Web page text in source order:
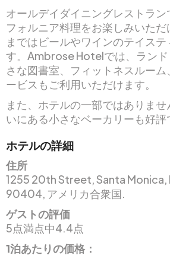
オールデイダイニングレストラン
フォルニア料理をお楽しみいた
まではビールやワインのテイステ
す。Ambrose Hotelでは、ラン
さな図書室、フィットネスルー
ービスもご利用いただけます。
また、ホテルの一部ではありま
いにある小さなベーカリーも好評
ホテルの詳細
住所
1255 20th Street, Santa Monica,
90404, アメリカ合衆国.
ゲストの評価
5点満点中4.4点
1泊あたりの価格：